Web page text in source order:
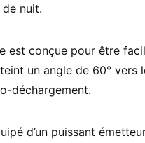
nuit.
est conçue pour être
un angle de 60° vers
déchargement.
d’un puissant